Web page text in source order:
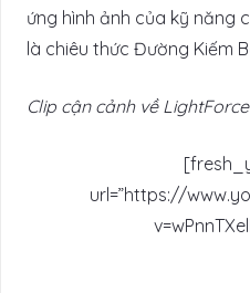
ứng hình ảnh của kỹ năng
là chiêu thức Đường Kiếm
Clip cận cảnh về
url=”https://